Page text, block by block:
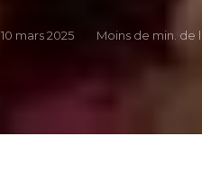
10 mars 2025 Moins de min. de